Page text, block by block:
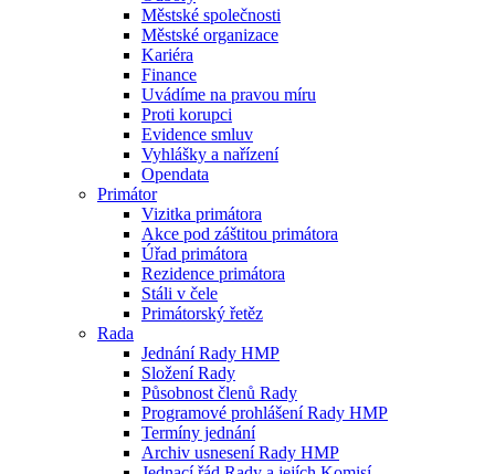
Městské společnosti
Městské organizace
Kariéra
Finance
Uvádíme na pravou míru
Proti korupci
Evidence smluv
Vyhlášky a nařízení
Opendata
Primátor
Vizitka primátora
Akce pod záštitou primátora
Úřad primátora
Rezidence primátora
Stáli v čele
Primátorský řetěz
Rada
Jednání Rady HMP
Složení Rady
Působnost členů Rady
Programové prohlášení Rady HMP
Termíny jednání
Archiv usnesení Rady HMP